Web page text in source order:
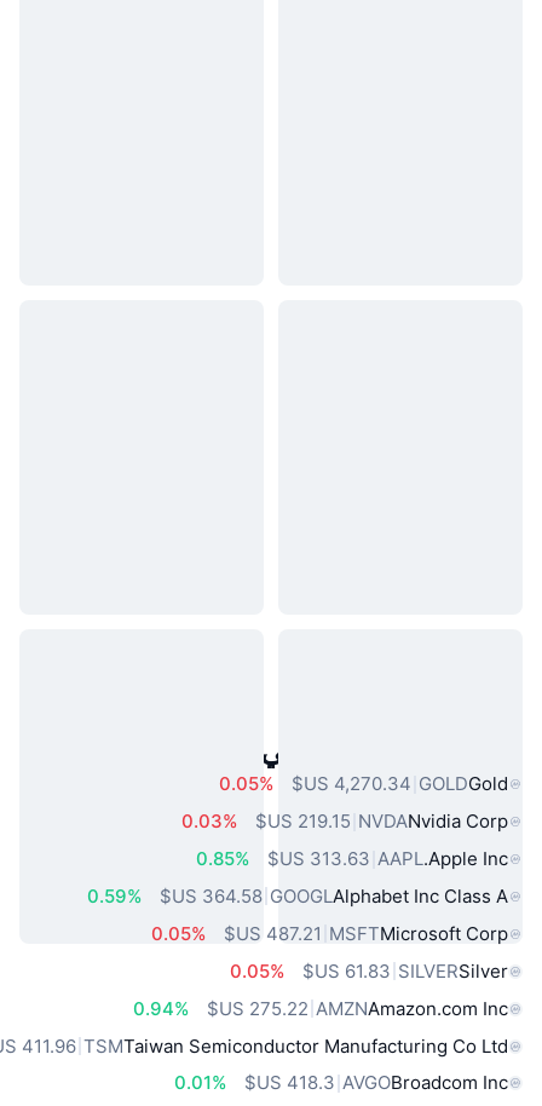
أصول العالم الحقيقي الشائعة
Gold
GOLD
0.05%
Nvidia Corp
NVDA
0.03%
Apple Inc.
AAPL
0.85%
Alphabet Inc Class A
GOOGL
‏364.58 US$
0.59%
Microsoft Corp
MSFT
0.05%
Silver
SILVER
0.05%
Amazon.com Inc
AMZN
0.94%
Taiwan Semiconductor Manufacturing Co Ltd
TSM
‏411.96 US$
Broadcom Inc
AVGO
0.01%